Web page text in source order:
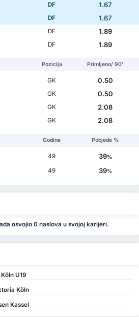
DF
1.67
DF
1.67
DF
1.89
DF 1.89
Pozicija Primljeno/ 90'
GK
0.50
GK
0.50
GK
2.08
GK 2.08
Godina Pobjede %
49 39%
49 39%
osvojio 0 naslova u svojoj karijeri.
U19
Köln
Kassel